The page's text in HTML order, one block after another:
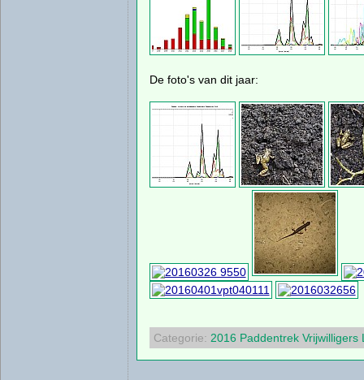
De foto's van dit jaar:
Categorie: 2016 Paddentrek Vrijwilligers